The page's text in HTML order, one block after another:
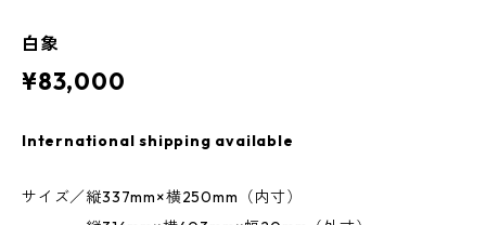
白象
¥83,000
International shipping available
サイズ／縦337mm×横250mm（内寸）